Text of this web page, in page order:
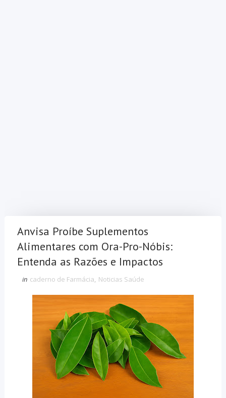
Anvisa Proíbe Suplementos
Alimentares com Ora-Pro-Nóbis:
Entenda as Razões e Impactos
in caderno de Farmácia, Noticias Saúde